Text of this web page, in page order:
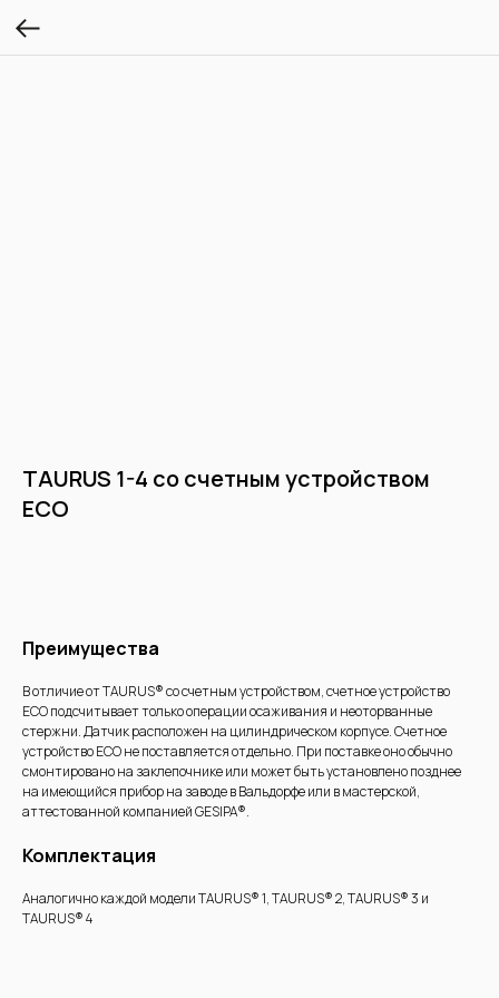
TAURUS 1-4 со счетным устройством
ECO
Преимущества
В отличие от TAURUS® со счетным устройством, счетное устройство
ECO подсчитывает только операции осаживания и неоторванные
стержни. Датчик расположен на цилиндрическом корпусе. Счетное
устройство ECO не поставляется отдельно. При поставке оно обычно
смонтировано на заклепочнике или может быть установлено позднее
на имеющийся прибор на заводе в Вальдорфе или в мастерской,
аттестованной компанией GESIPA®.
Комплектация
Аналогично каждой модели TAURUS® 1, TAURUS® 2, TAURUS® 3 и
TAURUS® 4